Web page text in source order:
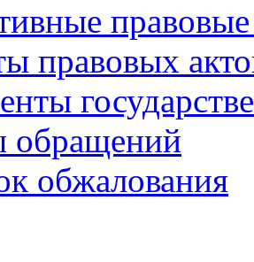
правовых
обжалования